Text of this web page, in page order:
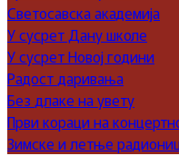
Светосавска академија
У сусрет Дану школе
У сусрет Новој години
Радост даривања
Без длаке на увету
Први кораци на
Зимске и летње